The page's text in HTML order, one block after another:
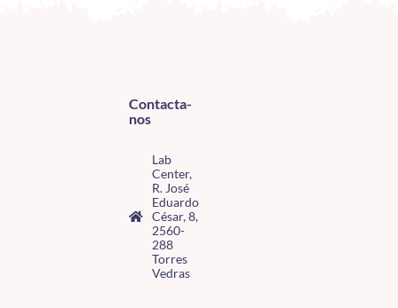
Contacta-
nos
Lab
Center,
R. José
Eduardo
César, 8,
2560-
288
Torres
Vedras